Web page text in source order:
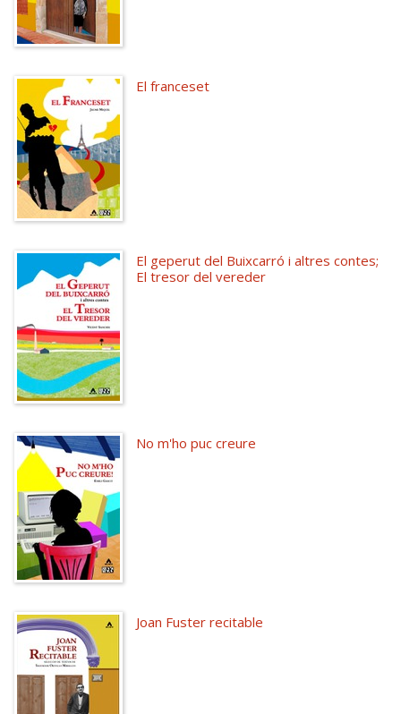
El franceset
El geperut del Buixcarró i altres contes;
El tresor del vereder
No m'ho puc creure
Joan Fuster recitable